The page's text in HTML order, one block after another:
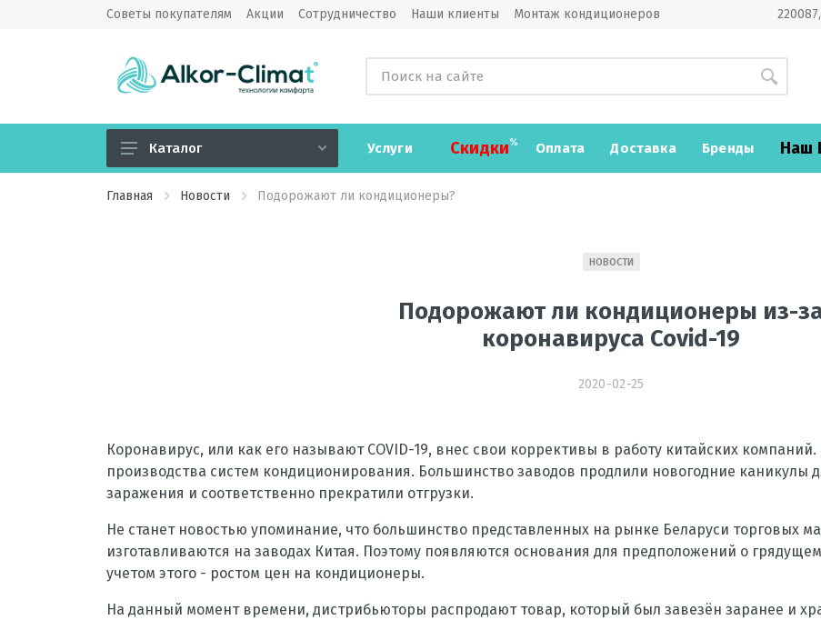
Советы покупателям Акции Сотрудничество Наши клиенты Монтаж кондиционеров
Кондиционеры
Аксессуары для кондиционеров
и вентиляции
Каталог Услуги Скидки Оплата Доставка Бренды Наш
Главная Новости Подорожают ли кондиционеры?
НОВОСТИ
Подорожают ли кондиционеры из-
коронавируса Covid-19
2020-02-25
Коронавирус, или как его называют COVID-19, внес свои коррективы в работу китайских
производства систем кондиционирования. Большинство заводов продлили новогодние каникулы
заражения и соответственно прекратили отгрузки.
Не станет новостью упоминание, что большинство представленных на рынке Беларуси торговых
изготавливаются на заводах Китая. Поэтому появляются основания для предположений о
учетом этого - ростом цен на кондиционеры.
На данный момент времени, дистрибьюторы распродают товар, который был завезён заранее и